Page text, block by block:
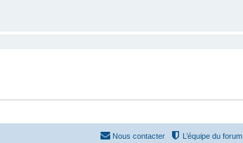
L’équipe du forum
Nous contacter